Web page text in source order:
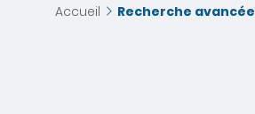
Accueil Recherche avancée